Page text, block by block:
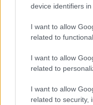
device identifiers in
I want to allow
related to
I want to allow
related to
I want to allow
related to security,